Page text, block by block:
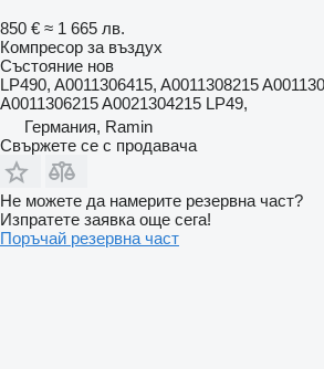
850 € ≈ 1 665 лв.
Компресор за въздух
Състояние нов
LP490, A0011306415, A0011308215
A0011306215 A0021304215 LP49,
Германия, Ramin
Свържете се с продавача
Не можете да намерите резервна част?
Изпратете заявка още сега!
Поръчай резервна част